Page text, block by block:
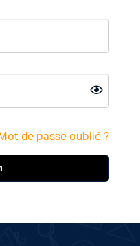
Mot de passe oublié ?